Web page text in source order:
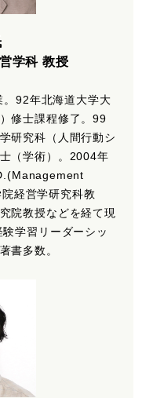
学科 教授
92年北海道大学大
修士課程修了。99
研究科（人間行動シ
（学術）。2004年
経営学研究科教
院教授などを経て現
学習リーダーシッ
書多数。